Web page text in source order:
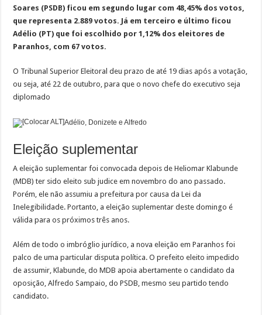
Soares (PSDB) ficou em segundo lugar com 48,45% dos votos,
que representa 2.889 votos. Já em terceiro e último ficou
Adélio (PT) que foi escolhido por 1,12% dos eleitores de
Paranhos, com 67 votos.
O Tribunal Superior Eleitoral deu prazo de até 19 dias após a votação,
ou seja, até 22 de outubro, para que o novo chefe do executivo seja
diplomado
Adélio, Donizete e Alfredo
Eleição suplementar
A eleição suplementar foi convocada depois de Heliomar Klabunde
(MDB) ter sido eleito sub judice em novembro do ano passado.
Porém, ele não assumiu a prefeitura por causa da Lei da
Inelegibilidade. Portanto, a eleição suplementar deste domingo é
válida para os próximos três anos.
Além de todo o imbróglio jurídico, a nova eleição em Paranhos foi
palco de uma particular disputa política. O prefeito eleito impedido
de assumir, Klabunde, do MDB apoia abertamente o candidato da
oposição, Alfredo Sampaio, do PSDB, mesmo seu partido tendo
candidato.